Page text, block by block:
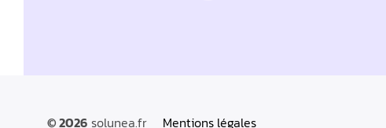
© 2026 solunea.fr Mentions légales